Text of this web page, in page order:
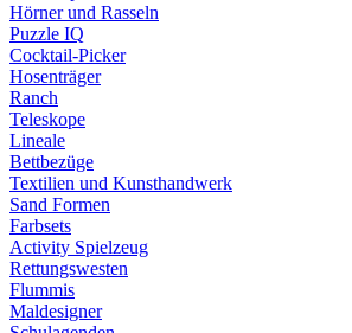
Hörner und Rasseln
Puzzle IQ
Cocktail-Picker
Hosenträger
Ranch
Teleskope
Lineale
Bettbezüge
Textilien und Kunsthandwerk
Sand Formen
Farbsets
Activity Spielzeug
Rettungswesten
Flummis
Maldesigner